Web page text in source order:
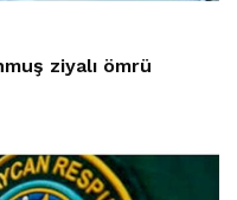
ziyalı ömrü